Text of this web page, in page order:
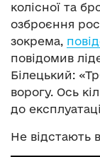
колісної та
озброєння
зокрема,
повідомив
Білецький:
ворогу. Ось
до
Не відстають